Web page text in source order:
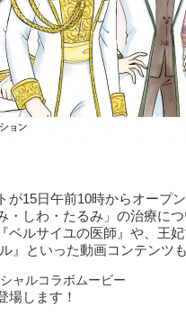
が15日午前10時からオープ
・しわ・たるみ」の治療に
ベルサイユの医師』や、王
』といった動画コンテンツも
ャルコラボムービー
場します！